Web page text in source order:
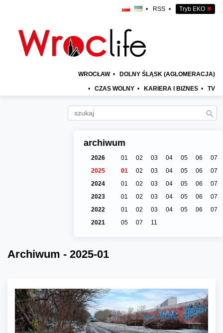
• RSS • Tryb EKO ✖
WROCŁAW • DOLNY ŚLĄSK (AGLOMERACJA)
• CZAS WOLNY • KARIERA I BIZNES • TV
archiwum
2026 01 02 03 04 05 06
07
2025
01 02 03 04 05 06
07
2024
01 02 03 04 05 06
07
2023
01 02 03 04 05 06
07
2022
01 02 03 04 05 06
07
2021
05 07 11
Archiwum - 2025-01